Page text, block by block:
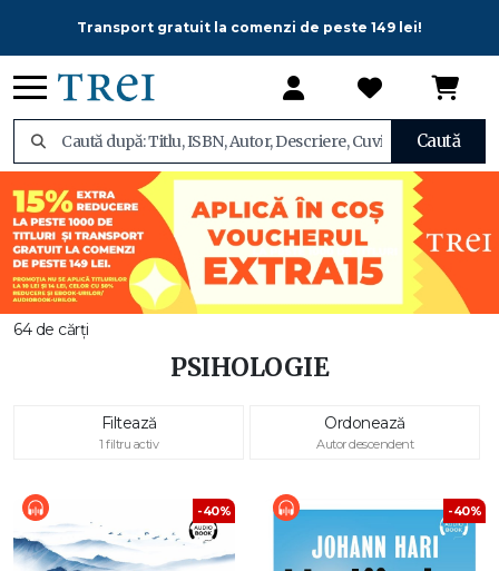
Transport gratuit la comenzi de peste 149 lei!
Caută
64 de cărți
PSIHOLOGIE
Filtează
1 filtru activ
Ordonează
Autor descendent
-40% -40%